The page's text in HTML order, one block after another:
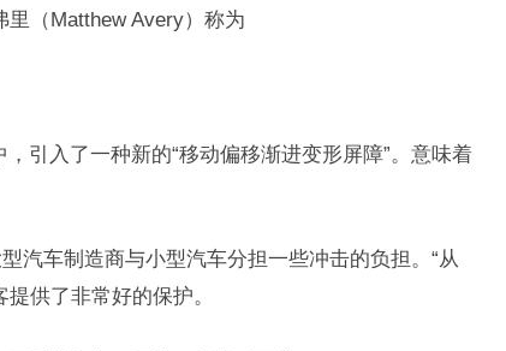
里（Matthew Avery）称为
引入了一种新的“移动偏移渐进变形屏障”。意味着
汽车制造商与小型汽车分担一些冲击的负担。“从
供了非常好的保护。